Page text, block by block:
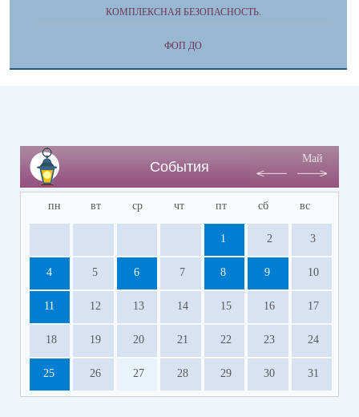
КОМПЛЕКСНАЯ БЕЗОПАСНОСТЬ.
ФОП ДО
События
Май
пн вт ср чт пт сб вс
1 2 3
4 5 6 7 8 9 10
11 12 13 14 15 16 17
18 19 20 21 22 23 24
25 26 27 28 29 30 31